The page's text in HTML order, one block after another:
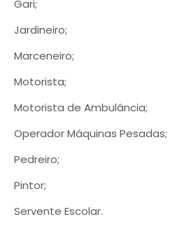
Gari;
Jardineiro;
Marceneiro;
Motorista;
Motorista de Ambulância;
Operador Máquinas Pesadas;
Pedreiro;
Pintor;
Servente Escolar.